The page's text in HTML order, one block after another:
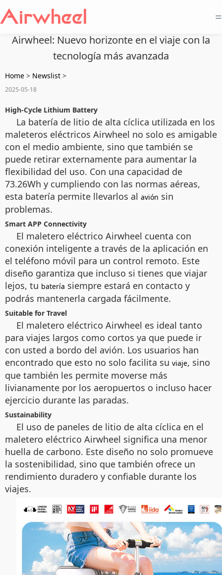
=
Airwheel: Nuevo horizonte en el viaje con la
tecnología más avanzada
Home > Newslist >
2025-05-18
High-Cycle Lithium Battery
La batería de litio de alta cíclica utilizada en los
maleteros eléctricos Airwheel no solo es amigable
con el medio ambiente, sino que también se
puede retirar externamente para aumentar la
flexibilidad del uso. Con una capacidad de
73.26Wh y cumpliendo con las normas aéreas,
esta batería permite llevarlos al avión sin
problemas.
Smart APP Connectivity
El maletero eléctrico Airwheel cuenta con
conexión inteligente a través de la aplicación en
el teléfono móvil para un control remoto. Este
diseño garantiza que incluso si tienes que viajar
lejos, tu batería siempre estará en contacto y
podrás mantenerla cargada fácilmente.
Suitable for Travel
El maletero eléctrico Airwheel es ideal tanto
para viajes largos como cortos ya que puede ir
con usted a bordo del avión. Los usuarios han
encontrado que esto no solo facilita su viaje, sino
que también les permite moverse más
livianamente por los aeropuertos o incluso hacer
ejercicio durante las paradas.
Sustainability
El uso de paneles de litio de alta cíclica en el
maletero eléctrico Airwheel significa una menor
huella de carbono. Este diseño no solo promueve
la sostenibilidad, sino que también ofrece un
rendimiento duradero y confiable durante los
viajes.